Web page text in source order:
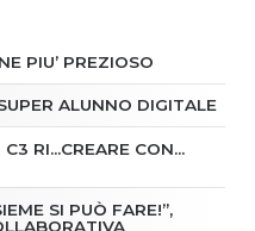
PIU’ PREZIOSO
ALUNNO DIGITALE
RI…CREARE CON…
SI PUÒ FARE!”,